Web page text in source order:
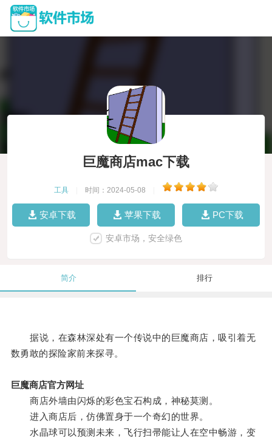
巨魔商店mac下载
工具 时间：2024-05-08
安卓下载 苹果下载 PC下载
安卓市场，安全绿色
简介 排行
据说，在森林深处有一个传说中的巨魔商店，吸引着无
数勇敢的探险家前来探寻。
巨魔商店官方网址
商店外墙由闪烁的彩色宝石构成，神秘莫测。
进入商店后，仿佛置身于一个奇幻的世界。
水晶球可以预测未来，飞行扫帚能让人在空中畅游，变